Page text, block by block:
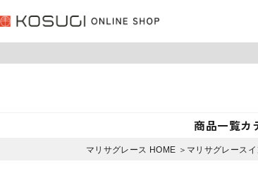
商品一覧カ
マリサグレース HOME ＞ マリサグレース